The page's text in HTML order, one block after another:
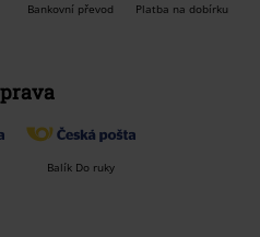
Bankovní převod Platba na dobírku
Balík Do ruky